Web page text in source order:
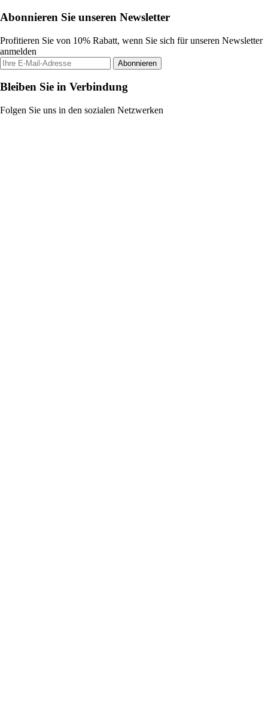
Abonnieren Sie unseren Newsletter
Profitieren Sie von 10% Rabatt, wenn Sie sich für unseren Newsletter
anmelden
Abonnieren
Bleiben Sie in Verbindung
Folgen Sie uns in den sozialen Netzwerken